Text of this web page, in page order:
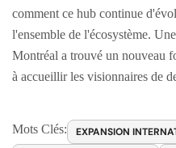
comment ce hub continue
l'ensemble de l'écosystème.
Montréal a trouvé un nouveau
à accueillir les visionnaires de
Mots Clés:
EXPANSION